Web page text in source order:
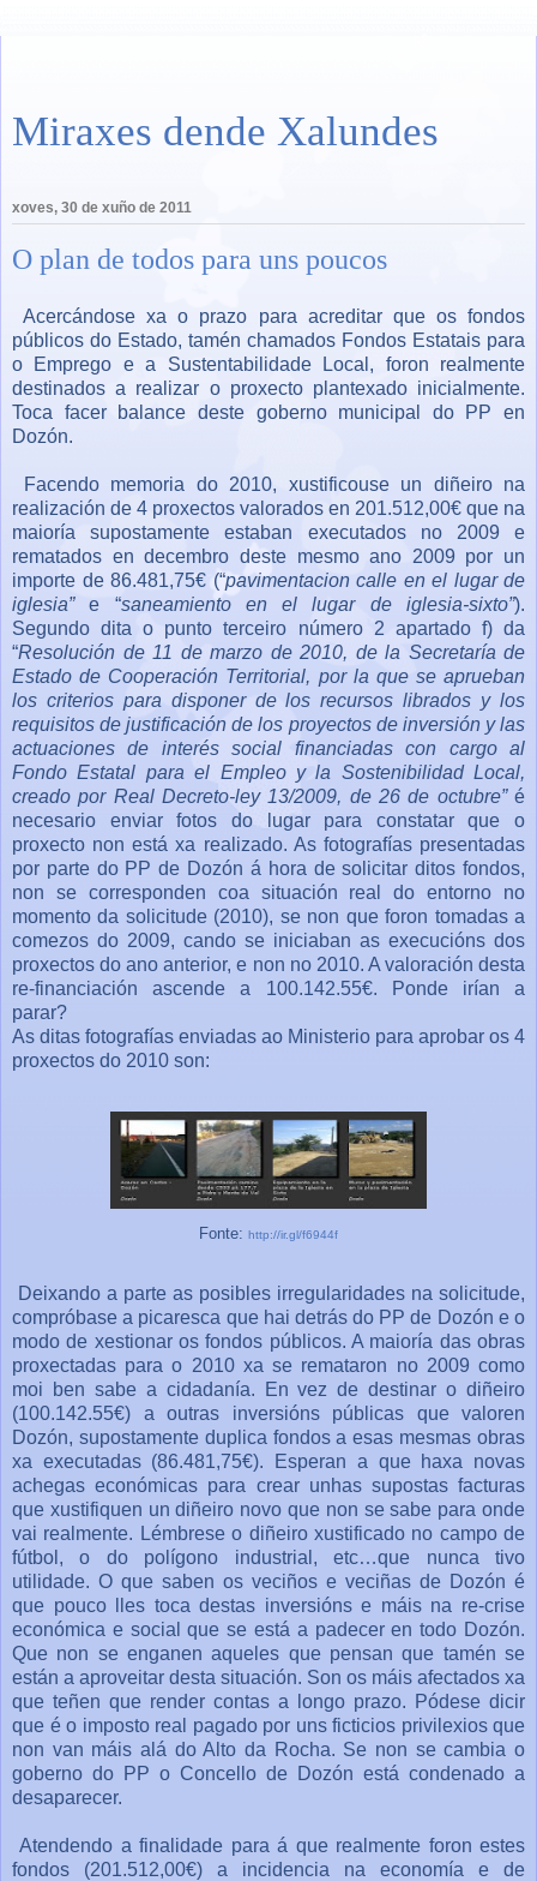
Miraxes dende Xalundes
xoves, 30 de xuño de 2011
O plan de todos para uns poucos
Acercándose xa o prazo para acreditar que os fondos
públicos do Estado, tamén chamados Fondos Estatais para
o Emprego e a Sustentabilidade Local, foron realmente
destinados a realizar o proxecto plantexado inicialmente.
Toca facer balance deste goberno municipal do PP en
Dozón.
Facendo memoria do 2010, xustificouse un diñeiro na
realización de 4 proxectos valorados en 201.512,00€ que na
maioría supostamente estaban executados no 2009 e
rematados en decembro deste mesmo ano 2009 por un
importe de 86.481,75€ (“pavimentacion calle en el lugar de
iglesia”e “saneamiento en el lugar de iglesia-sixto”).
Segundo dita o punto terceiro número 2 apartado f) da
“Resolución de 11 de marzo de 2010, de la Secretaría de
Estado de Cooperación Territorial, por la que se aprueban
los criterios para disponer de los recursos librados y los
requisitos de justificación de los proyectos de inversión y las
actuaciones de interés social financiadas con cargo al
Fondo Estatal para el Empleo y la Sostenibilidad Local,
creado por Real Decreto-ley 13/2009, de 26 de octubre” é
necesario enviar fotos do lugar para constatar que o
proxecto non está xa realizado. As fotografías presentadas
por parte do PP de Dozón á hora de solicitar ditos fondos,
non se corresponden coa situación real do entorno no
momento da solicitude (2010), se non que foron tomadas a
comezos do 2009, cando se iniciaban as execucións dos
proxectos do ano anterior, e non no 2010. A valoración desta
re-financiación ascende a 100.142.55€. Ponde irían a
parar?
As ditas fotografías enviadas ao Ministerio para aprobar os 4
proxectos do 2010 son:
Fonte: http://ir.gl/f6944f
Deixando a parte as posibles irregularidades na solicitude,
compróbase a picaresca que hai detrás do PP de Dozón e o
modo de xestionar os fondos públicos. A maioría das obras
proxectadas para o 2010 xa se remataron no 2009 como
moi ben sabe a cidadanía. En vez de destinar o diñeiro
(100.142.55€) a outras inversións públicas que valoren
Dozón, supostamente duplica fondos a esas mesmas obras
xa executadas (86.481,75€). Esperan a que haxa novas
achegas económicas para crear unhas supostas facturas
que xustifiquen un diñeiro novo que non se sabe para onde
vai realmente. Lémbrese o diñeiro xustificado no campo de
fútbol, o do polígono industrial, etc…que nunca tivo
utilidade. O que saben os veciños e veciñas de Dozón é
que pouco lles toca destas inversións e máis na re-crise
económica e social que se está a padecer en todo Dozón.
Que non se enganen aqueles que pensan que tamén se
están a aproveitar desta situación. Son os máis afectados xa
que teñen que render contas a longo prazo. Pódese dicir
que é o imposto real pagado por uns ficticios privilexios que
non van máis alá do Alto da Rocha. Se non se cambia o
goberno do PP o Concello de Dozón está condenado a
desaparecer.
Atendendo a finalidade para á que realmente foron estes
fondos (201.512,00€) a incidencia na economía e de